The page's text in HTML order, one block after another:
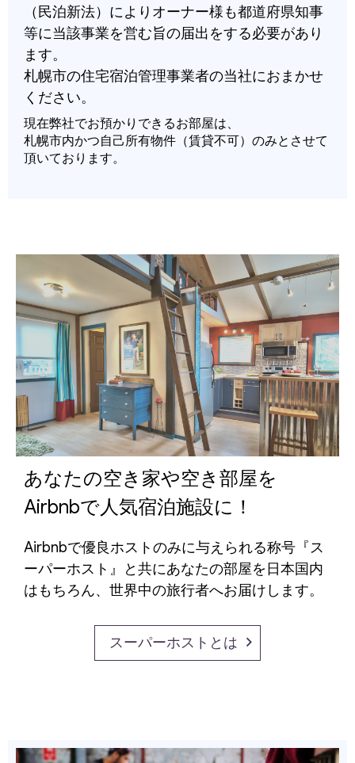
（民泊新法）によりオーナー様も都道府県知事
等に当該事業を営む旨の届出をする必要があり
ます。
札幌市の住宅宿泊管理事業者の当社におまかせ
ください。
現在弊社でお預かりできるお部屋は、
札幌市内かつ自己所有物件（賃貸不可）のみとさせて
頂いております。
あなたの空き家や空き部屋を
Airbnbで人気宿泊施設に！
Airbnbで優良ホストのみに与えられる称号『ス
ーパーホスト』と共にあなたの部屋を日本国内
はもちろん、世界中の旅行者へお届けします。
スーパーホストとは